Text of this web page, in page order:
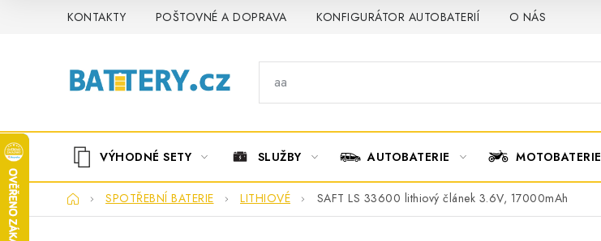
KONTAKTY POŠTOVNÉ A DOPRAVA KONFIGURÁTOR AUTOBATERIÍ O NÁS
VÝHODNÉ SETY SLUŽBY AUTOBATERIE MOTOBATERIE
DomůSPOTŘEBNÍ BATERIE LITHIOVÉ SAFT LS 33600 lithiový článek 3.6V, 17000mAh